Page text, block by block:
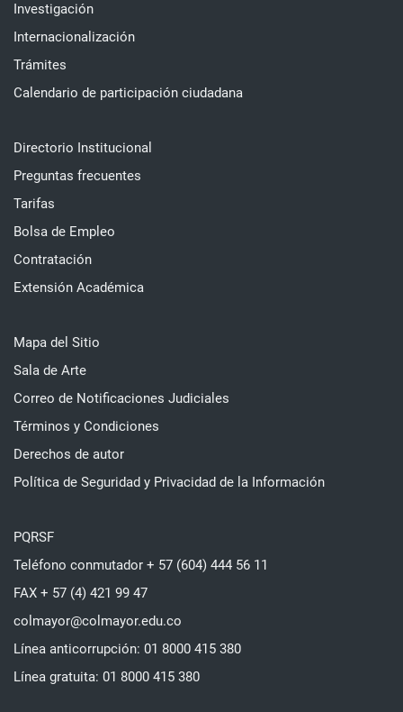
Investigación
Internacionalización
Trámites
Calendario de participación ciudadana
Directorio Institucional
Preguntas frecuentes
Tarifas
Bolsa de Empleo
Contratación
Extensión Académica
Mapa del Sitio
Sala de Arte
Correo de Notificaciones Judiciales
Términos y Condiciones
Derechos de autor
Política de Seguridad y Privacidad de la Información
PQRSF
Teléfono conmutador + 57 (604) 444 56 11
FAX + 57 (4) 421 99 47
colmayor@colmayor.edu.co
Línea anticorrupción: 01 8000 415 380
Línea gratuita: 01 8000 415 380